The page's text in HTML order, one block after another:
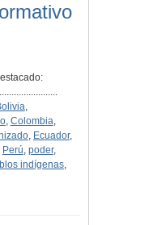
,
, Colombia,
, Ecuador,
Perú, poder,
indígenas,